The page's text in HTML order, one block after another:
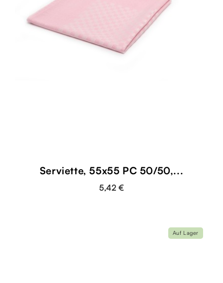
Serviette, 55x55 PC 50/50,...
5,42 €
Auf Lager